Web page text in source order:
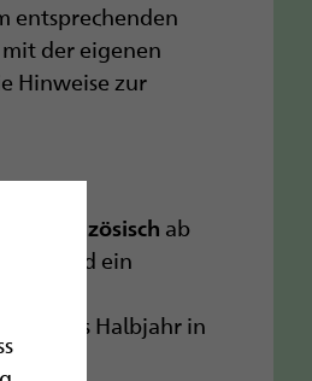
entsprechenden
der eigenen
Hinweise zur
Französisch ab
wird ein
Halbjahr in